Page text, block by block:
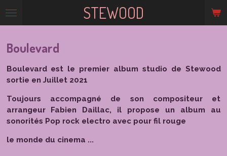
Passer
principal
STEWOOD
Boulevard
Boulevard est le premier album studio de Stewood
sortie en Juillet 2021
Toujours accompagné de son compositeur et
arrangeur Fabien Daillac, il propose un album au
sonorités Pop rock electro avec pour fil rouge
le monde du cinema ...